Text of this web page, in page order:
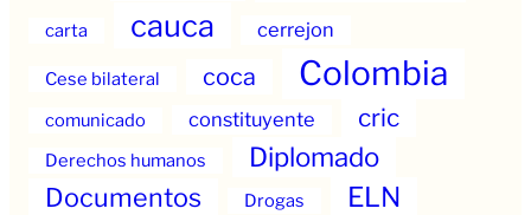
carta cauca cerrejon
Cese bilateral coca Colombia
comunicado constituyente cric
Derechos humanos Diplomado
Documentos Drogas ELN